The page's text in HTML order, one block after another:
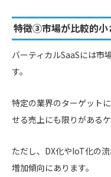
特徴③市場が比較的小
バーティカルSaaSには市
す。
特定の業界のターゲット
せる売上にも限りがあるケ
ただし、DX化やIoT化の
増加傾向にあります。